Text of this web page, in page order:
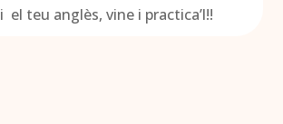
el teu anglès, vine i practica’l!!